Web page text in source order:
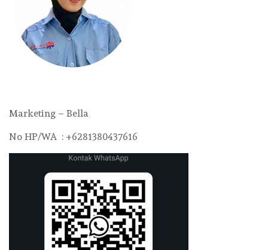
Marketing – Bella
No HP/WA : +6281380437616